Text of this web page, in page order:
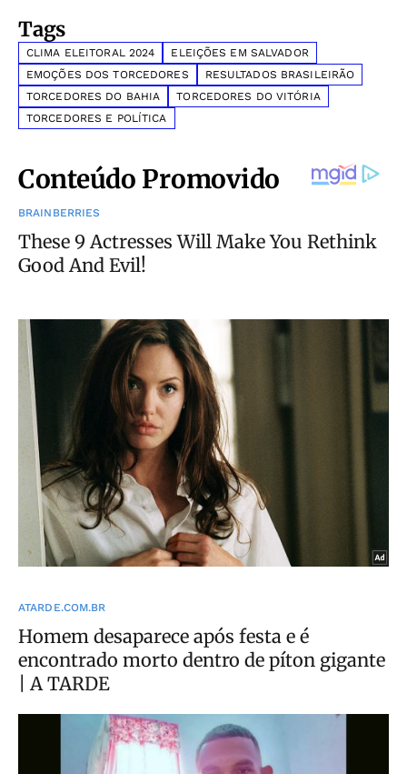
Tags
CLIMA ELEITORAL 2024
ELEIÇÕES EM SALVADOR
EMOÇÕES DOS TORCEDORES
RESULTADOS BRASILEIRÃO
TORCEDORES DO BAHIA
TORCEDORES DO VITÓRIA
TORCEDORES E POLÍTICA